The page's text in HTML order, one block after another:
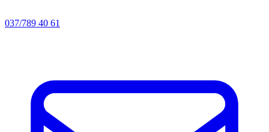
037/789 40 61